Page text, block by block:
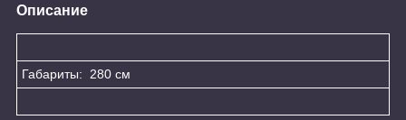
Описание
Габариты: 280 см